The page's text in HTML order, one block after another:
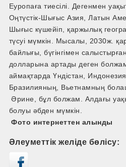
Еуропаға тиесілі. Дегенмен
Оңтүстік-Шығыс Азия, Латын
Шығыс күшейіп, қаржылық
түсуі мүмкін. Мысалы, 2030ж.
байлығы, бүгінгімен
долларына артады деген
аймақтарда Үндістан,
Бразилияның, Вьетнамның
Әрине, бұл болжам. Алдағы
болуы әбден мүмкін.
Фото интернеттен алынды
Әлеуметтік желіде бөлісу: